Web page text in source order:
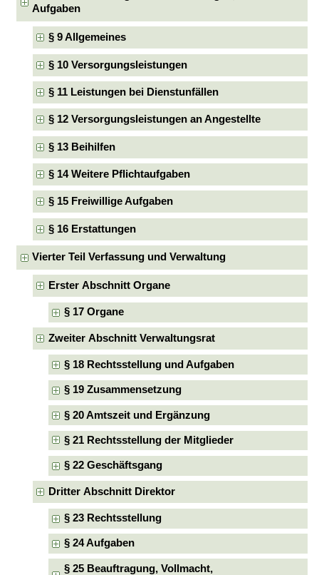
Aufgaben
§ 9 Allgemeines
§ 10 Versorgungsleistungen
§ 11 Leistungen bei Dienstunfällen
§ 12 Versorgungsleistungen an Angestellte
§ 13 Beihilfen
§ 14 Weitere Pflichtaufgaben
§ 15 Freiwillige Aufgaben
§ 16 Erstattungen
Vierter Teil Verfassung und Verwaltung
Erster Abschnitt Organe
§ 17 Organe
Zweiter Abschnitt Verwaltungsrat
§ 18 Rechtsstellung und Aufgaben
§ 19 Zusammensetzung
§ 20 Amtszeit und Ergänzung
§ 21 Rechtsstellung der Mitglieder
§ 22 Geschäftsgang
Dritter Abschnitt Direktor
§ 23 Rechtsstellung
§ 24 Aufgaben
§ 25 Beauftragung, Vollmacht,